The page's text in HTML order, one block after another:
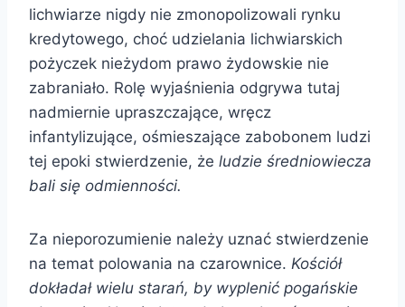
lichwiarze nigdy nie zmonopolizowali rynku
kredytowego, choć udzielania lichwiarskich
pożyczek nieżydom prawo żydowskie nie
zabraniało. Rolę wyjaśnienia odgrywa tutaj
nadmiernie upraszczające, wręcz
infantylizujące, ośmieszające zabobonem ludzi
tej epoki stwierdzenie, że ludzie średniowiecza
bali się odmienności.
Za nieporozumienie należy uznać stwierdzenie
na temat polowania na czarownice. Kościół
dokładał wielu starań, by wyplenić pogańskie